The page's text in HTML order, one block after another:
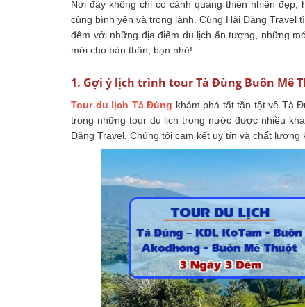
Nơi đây không chỉ có cảnh quang thiên nhiên
cùng bình yên và trong lành. Cùng Hải Đăng Travel
đêm với những địa điểm du lịch ấn tượng, những
mới cho bản thân, bạn nhé!
1. Gợi ý lịch trình tour Tà Đùng Buôn Mê
Tour du lịch Tà Đùng khám phá tất tần tật về Tà
trong những tour du lịch trong nước được nhiều
Đăng Travel. Chúng tôi cam kết uy tín và chất lượng